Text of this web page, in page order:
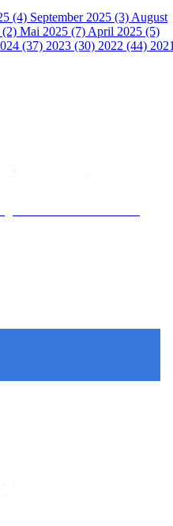
(4) September 2025 (3) August
(2) Mai 2025 (7) April 2025 (5)
(37) 2023 (30) 2022 (44)